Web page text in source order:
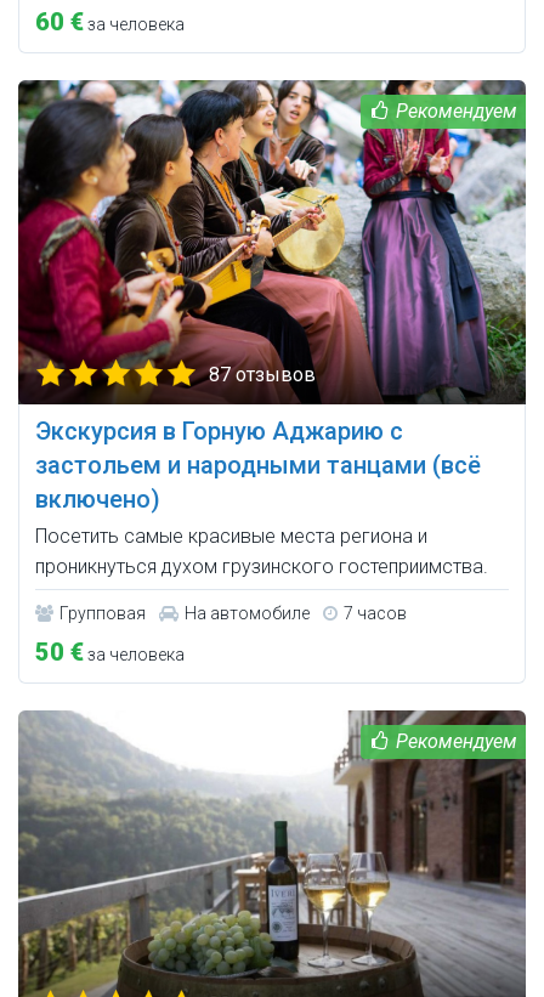
60 €за человека
87 отзывов
Экскурсия в Горную Аджарию с
застольем и народными танцами (всё
включено)
Посетить самые красивые места региона и
проникнуться духом грузинского гостеприимства.
Групповая На автомобиле 7 часов
50 €за человека